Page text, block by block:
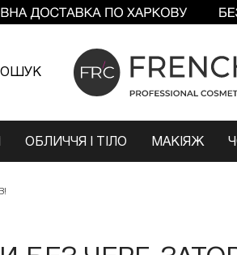
ОБЛИЧЧЯ І ТІЛО МАКІЯЖ